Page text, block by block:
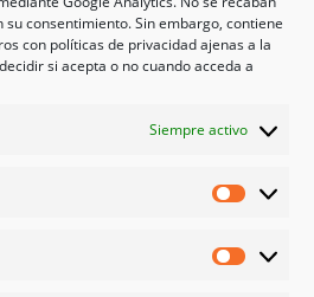
su consentimiento. Sin embargo, contiene
con políticas de privacidad ajenas a la
si acepta o no cuando acceda a
Siempre activo